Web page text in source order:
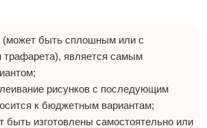
(может быть сплошным или с
трафарета), является самым
рисунков с последующим
к бюджетным вариантам;
быть изготовлены самостоятельно или